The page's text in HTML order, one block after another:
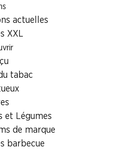
actuelles
XXL
tabac
et Légumes
de marque
barbecue
de la Gare 2, 1373 Chavornay
Chavornay